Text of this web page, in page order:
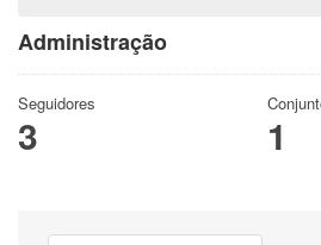
Administração
Seguidores
3 1